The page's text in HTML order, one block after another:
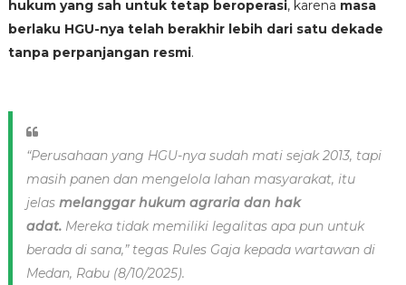
hukum yang sah untuk tetap beroperasi, karena masa
berlaku HGU-nya telah berakhir lebih dari satu dekade
tanpa perpanjangan resmi.
“Perusahaan yang HGU-nya sudah mati sejak 2013, tapi
masih panen dan mengelola lahan masyarakat, itu
jelas melanggar hukum agraria dan hak
adat.Mereka tidak memiliki legalitas apa pun untuk
berada di sana,” tegas Rules Gaja kepada wartawan di
Medan, Rabu (8/10/2025).